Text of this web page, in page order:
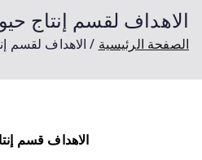
الاهداف لقسم إنتاج
الصفحة الرئيسية الاهداف لقسم
الاهداف قسم